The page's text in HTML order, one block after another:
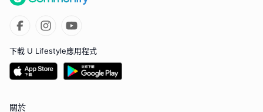
下載 U Lifestyle應用程式
關於